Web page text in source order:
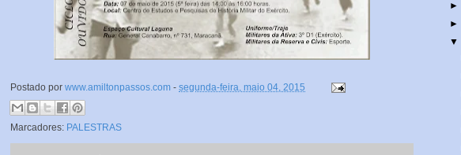
Postado por www.amiltonpassos.com - segunda-feira, maio 04, 2015
Marcadores: PALESTRAS
►
►
▼